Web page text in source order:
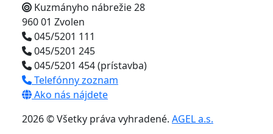
Kuzmányho nábrežie 28
960 01 Zvolen
045/5201 111
045/5201 245
045/5201 454 (prístavba)
Telefónny zoznam
Ako nás nájdete
2026 © Všetky práva vyhradené. AGEL a.s.